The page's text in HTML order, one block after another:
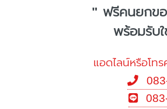
" ฟรีคนยกข
พร้อมรับ
แอดไลน์หรือโท
083-